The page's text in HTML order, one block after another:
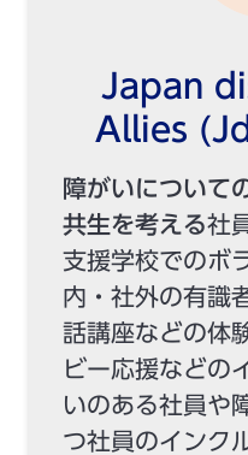
Japan
Allies
障がいについて
共生を考える社
支援学校でのボ
内・社外の有識
話講座などの体
ビー応援などの
いのある社員や
つ社員のインク